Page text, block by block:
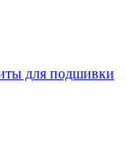
для подшивки